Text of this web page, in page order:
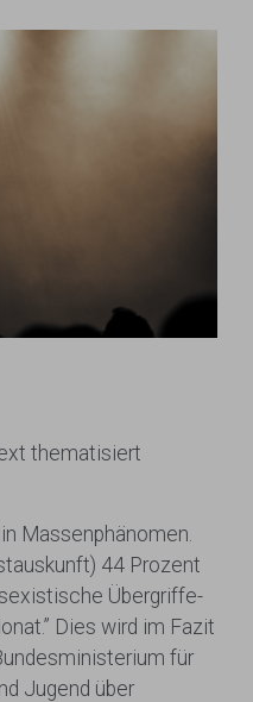
thematisiert
Massenphänomen.
44 Prozent
Übergriffe-
Dies wird im Fazit
für
Jugend über